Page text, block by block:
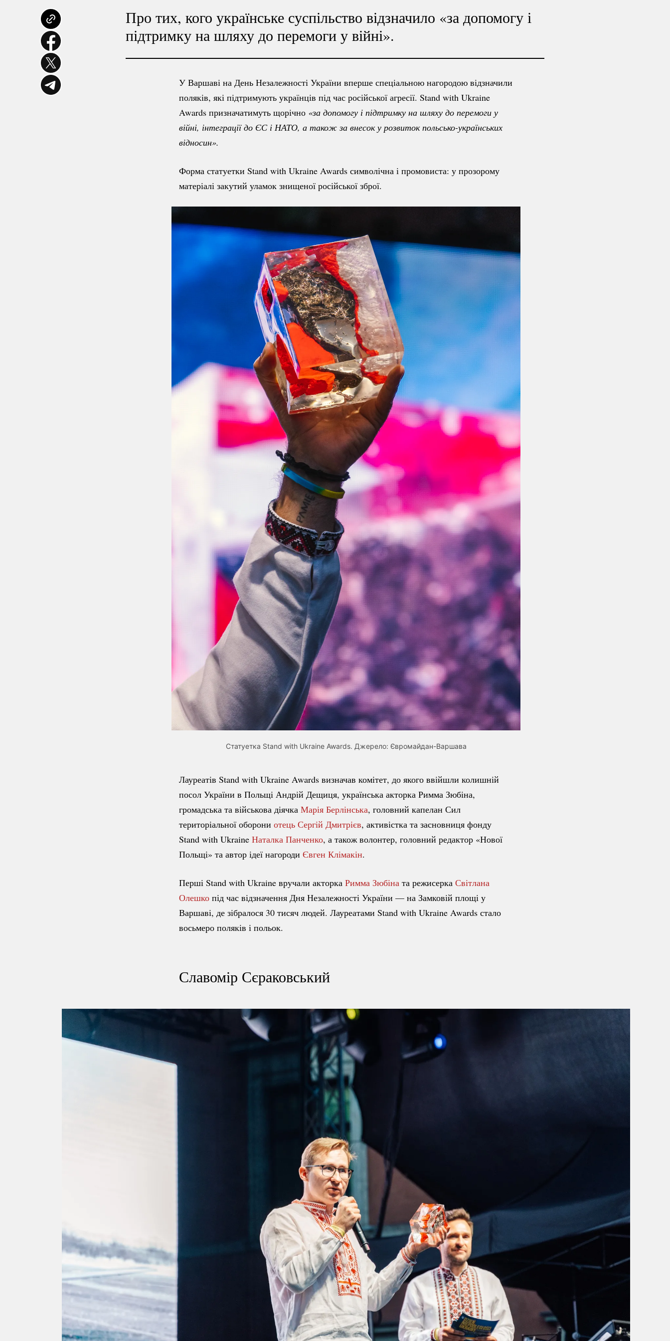
Про тих, кого українське суспільство відзначило «за допомогу і
підтримку на шляху до перемоги у війні».
У Варшаві на День Незалежності України вперше спеціальною нагородою відзначили
поляків, які підтримують українців під час російської агресії. Stand with Ukraine
Awards призначатимуть щорічно «за допомогу і підтримку на шляху до перемоги у
війні, інтеграції до ЄС і НАТО, а також за внесок у розвиток польсько-українських
відносин».
Форма статуетки Stand with Ukraine Awards символічна і промовиста: у прозорому
матеріалі закутий уламок знищеної російської зброї.
Статуетка Stand with Ukraine Awards. Джерело: Євромайдан-Варшава
Лауреатів Stand with Ukraine Awards визначав комітет, до якого ввійшли колишній
посол України в Польщі Андрій Дещиця, українська акторка Римма Зюбіна,
громадська та військова діячка Марія Берлінська, головний капелан Сил
територіальної оборони отець Сергій Дмитрієв, активістка та засновниця фонду
Stand with Ukraine Наталка Панченко, а також волонтер, головний редактор «Нової
Польщі» та автор ідеї нагороди Євген Клімакін.
Перші Stand with Ukraine вручали акторка Римма Зюбіна та режисерка Світлана
Олешко під час відзначення Дня Незалежності України — на Замковій площі у
Варшаві, де зібралося 30 тисяч людей. Лауреатами Stand with Ukraine Awards стало
восьмеро поляків і польок.
Славомір Сєраковський